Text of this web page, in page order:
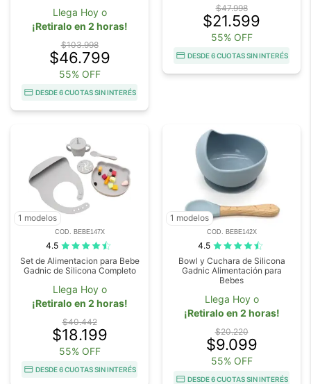
Llega Hoy o
¡Retiralo en 2 horas!
$103.998
$46.799
55% OFF
DESDE 6 CUOTAS SIN INTERÉS
$47.998
$21.599
55% OFF
DESDE 6 CUOTAS SIN INTERÉS
1 modelos
COD. BEBE147X
4.5
Set de Alimentacion para Bebe
Gadnic de Silicona Completo
Llega Hoy o
¡Retiralo en 2 horas!
$40.442
$18.199
55% OFF
DESDE 6 CUOTAS SIN INTERÉS
1 modelos
COD. BEBE142X
4.5
Bowl y Cuchara de Silicona
Gadnic Alimentación para
Bebes
Llega Hoy o
¡Retiralo en 2 horas!
$20.220
$9.099
55% OFF
DESDE 6 CUOTAS SIN INTERÉS